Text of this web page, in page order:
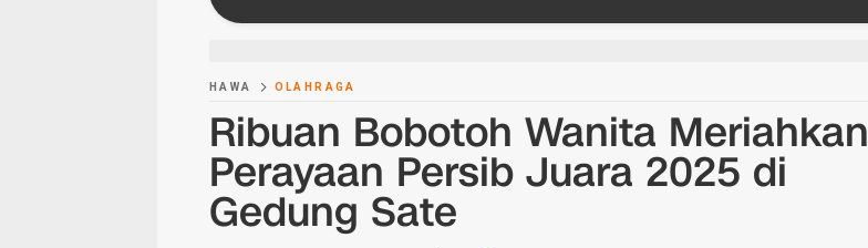
HAWA OLAHRAGA
Ribuan Bobotoh Wanita Meriahkan
Perayaan Persib Juara 2025 di
Gedung Sate